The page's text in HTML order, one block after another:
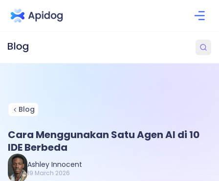
Blog
Cara Menggunakan Satu Agen AI di 10
IDE Berbeda
Ashley Innocent
19 March 2026